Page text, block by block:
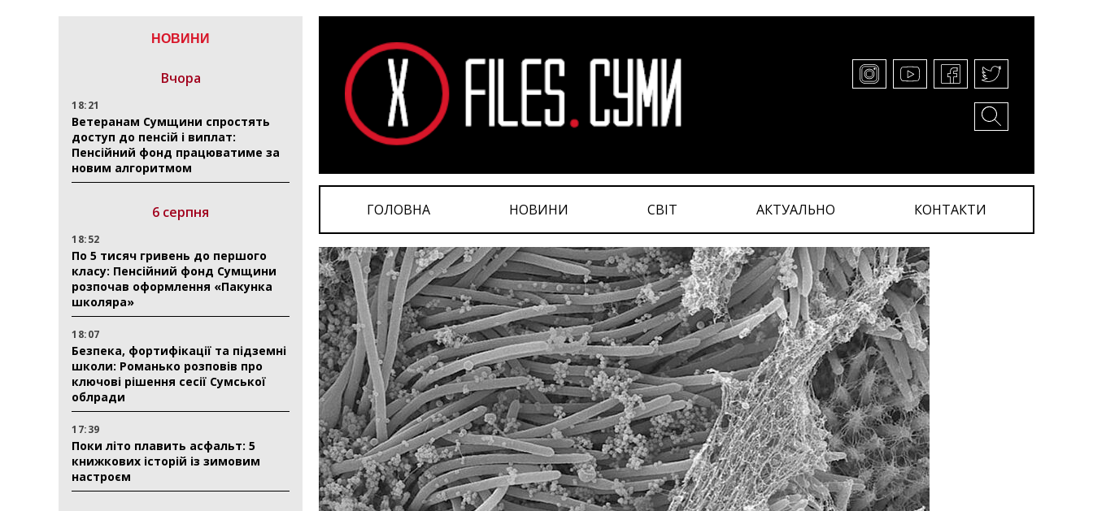
ГОЛОВНА НОВИНИ СВІТ АКТУАЛЬНО КОНТАКТИ
НОВИНИ
Вчора
18:21
Ветеранам Сумщини спростять
доступ до пенсій і виплат:
Пенсійний фонд працюватиме за
новим алгоритмом
6 серпня
18:52
По 5 тисяч гривень до першого
класу: Пенсійний фонд Сумщини
розпочав оформлення «Пакунка
школяра»
18:07
Безпека, фортифікації та підземні
школи: Романько розповів про
ключові рішення сесії Сумської
облради
17:39
Поки літо плавить асфальт: 5
книжкових історій із зимовим
настроєм